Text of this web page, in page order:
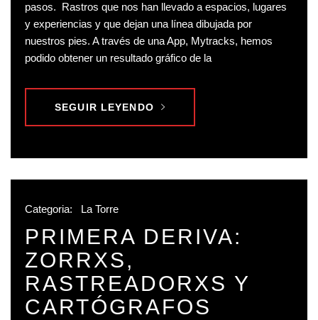
pasos. Rastros que nos han llevado a espacios, lugares
y experiencias y que dejan una línea dibujada por
nuestros pies. A través de una App, Mytracks, hemos
podido obtener un resultado gráfico de la
SEGUIR LEYENDO
Categoria: La Torre
PRIMERA DERIVA:
ZORRXS,
RASTREADORXS Y
CARTÓGRAFOS